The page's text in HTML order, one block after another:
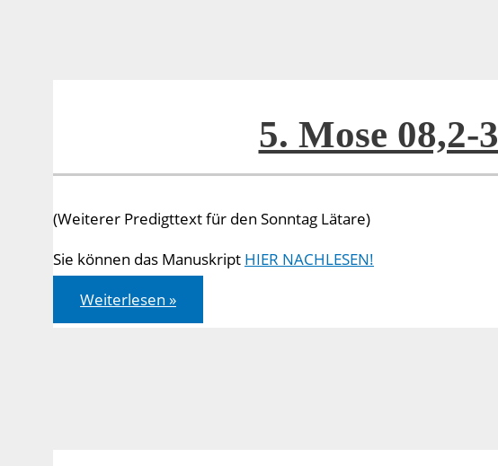
5. Mose 08,2-3
(Weiterer Predigttext für den Sonntag Lätare)
Sie können das Manuskript HIER NACHLESEN!
5.
Mose
08,2-
Weiterlesen »